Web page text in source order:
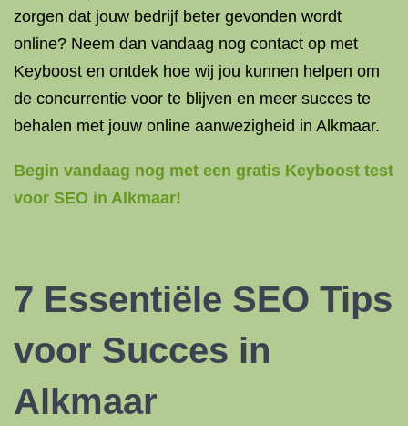
zorgen dat jouw bedrijf beter gevonden wordt
online? Neem dan vandaag nog contact op met
Keyboost en ontdek hoe wij jou kunnen helpen om
de concurrentie voor te blijven en meer succes te
behalen met jouw online aanwezigheid in Alkmaar.
Begin vandaag nog met een gratis Keyboost test
voor SEO in Alkmaar!
7 Essentiële SEO Tips
voor Succes in
Alkmaar